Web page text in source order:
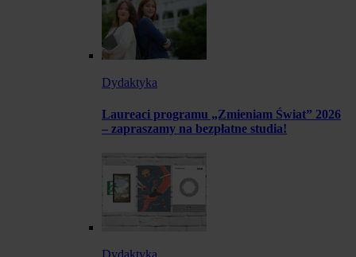
Dydaktyka
Laureaci programu „Zmieniam Świat” 2026
– zapraszamy na bezpłatne studia!
Dydaktyka